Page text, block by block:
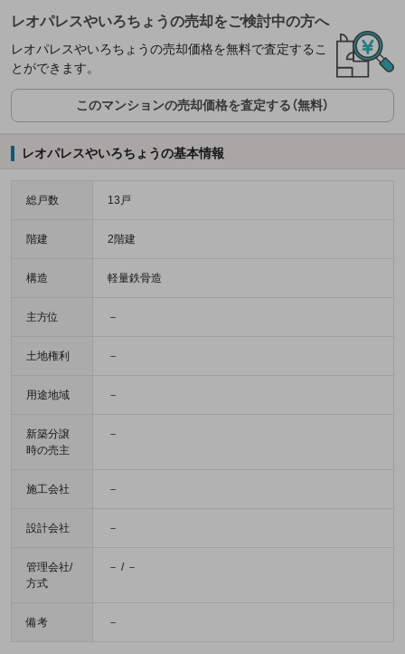
レオパレスやいろちょうの売却をご検討中の方へ
レオパレスやいろちょうの売却価格を無料で査定するこ
とができます。
このマンションの売却価格を査定する（無料）
レオパレスやいろちょうの基本情報
総戸数 13戸
階建 2階建
構造 軽量鉄骨造
主方位 －
土地権利 －
用途地域 －
新築分譲
時の売主
－
施工会社 －
設計会社 －
管理会社/
方式
－ / －
備考 －